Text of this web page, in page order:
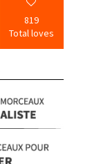
819
Total loves